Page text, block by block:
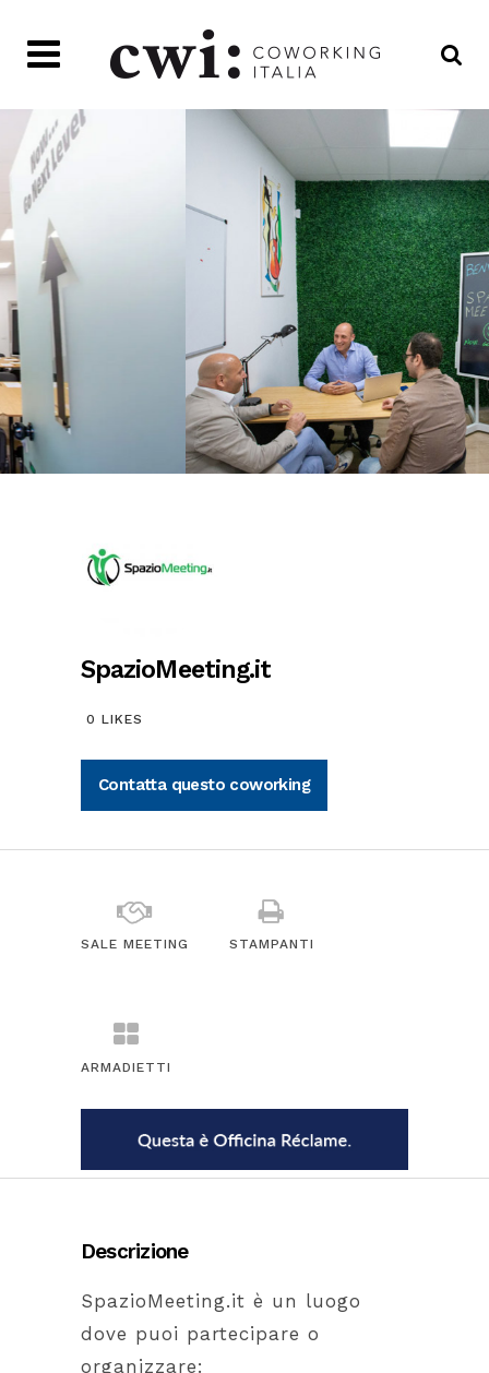
SpazioMeeting.it
0 LIKES
Contatta questo coworking
SALE MEETING STAMPANTI
ARMADIETTI
Descrizione
SpazioMeeting.it è un luogo
dove puoi partecipare o
organizzare: